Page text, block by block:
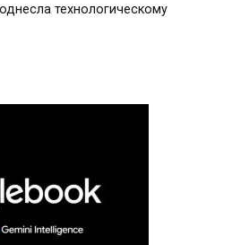
технологическому